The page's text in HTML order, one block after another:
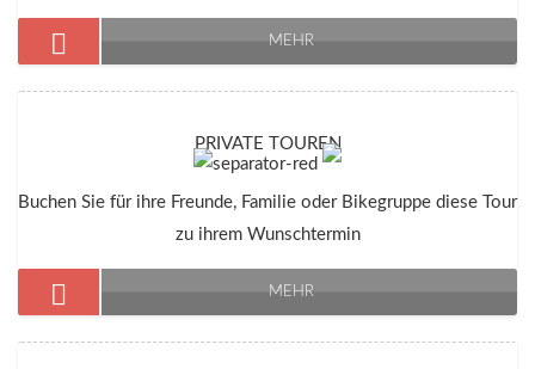
MEHR
PRIVATE TOUREN
Buchen Sie für ihre Freunde, Familie oder Bikegruppe diese Tour
zu ihrem Wunschtermin
MEHR